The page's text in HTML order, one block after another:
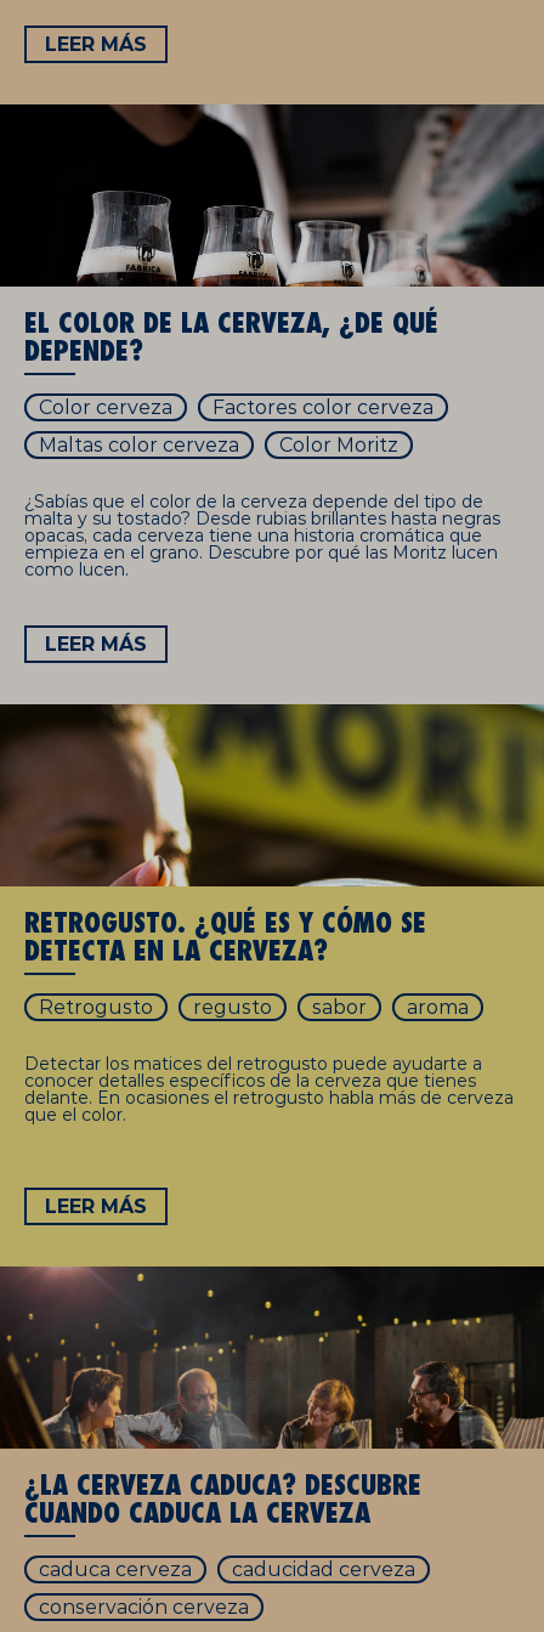
LEER MÁS
EL COLOR DE LA CERVEZA, ¿DE QUÉ
DEPENDE?
Color cerveza
Factores color cerveza
Maltas color cerveza
Color Moritz
¿Sabías que el color de la cerveza depende del tipo de
malta y su tostado? Desde rubias brillantes hasta negras
opacas, cada cerveza tiene una historia cromática que
empieza en el grano. Descubre por qué las Moritz lucen
como lucen.
LEER MÁS
RETROGUSTO. ¿QUÉ ES Y CÓMO SE
DETECTA EN LA CERVEZA?
Retrogusto regusto sabor aroma
Detectar los matices del retrogusto puede ayudarte a
conocer detalles específicos de la cerveza que tienes
delante. En ocasiones el retrogusto habla más de cerveza
que el color.
LEER MÁS
¿LA CERVEZA CADUCA? DESCUBRE
CUANDO CADUCA LA CERVEZA
caduca cerveza
caducidad cerveza
conservación cerveza